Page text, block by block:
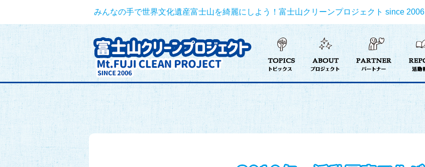
みんなの手で世界文化遺産富士山を綺麗にしよう！富士山クリーンプロジェクト since 2006